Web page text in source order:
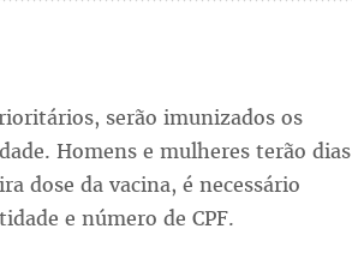
serão imunizados os
Homens e mulheres terão dias
dose da vacina, é necessário
e número de CPF.